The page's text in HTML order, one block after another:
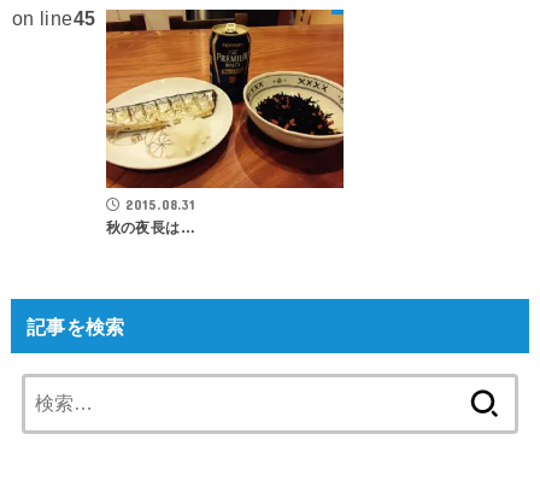
on line45
2015.08.31
秋の夜長は…
記事を検索
索: